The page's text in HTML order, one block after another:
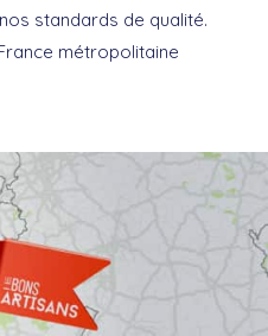
standards de qualité.
métropolitaine